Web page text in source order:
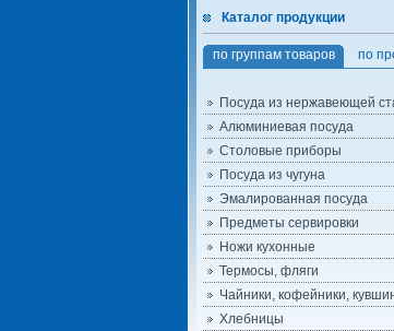
Каталог продукции
по группам товаров по
Посуда из нержавеющей
Алюминиевая посуда
Столовые приборы
Посуда из чугуна
Эмалированная посуда
Предметы сервировки
Ножи кухонные
Термосы, фляги
Чайники, кофейники,
Хлебницы